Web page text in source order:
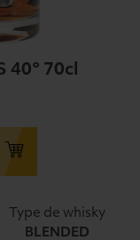
40° 70cl
Type de whisky
BLENDED